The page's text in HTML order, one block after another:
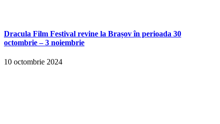
Dracula Film Festival revine la Brașov în perioada 30
octombrie – 3 noiembrie
10 octombrie 2024